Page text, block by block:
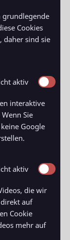
grundlegende
Cookies
daher sind sie
aktiv
interaktive
Sie
Google
aktiv
die wir
auf
Cookie
mehr auf